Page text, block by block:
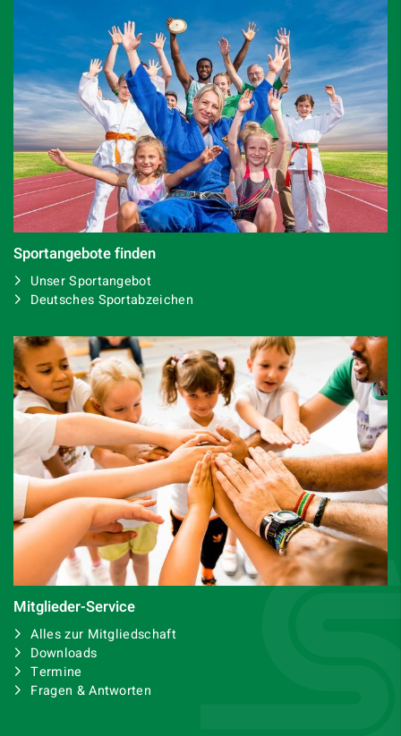
Sportangebote finden
Unser Sportangebot
Deutsches Sportabzeichen
Mitglieder-Service
Alles zur Mitgliedschaft
Downloads
Termine
Fragen & Antworten